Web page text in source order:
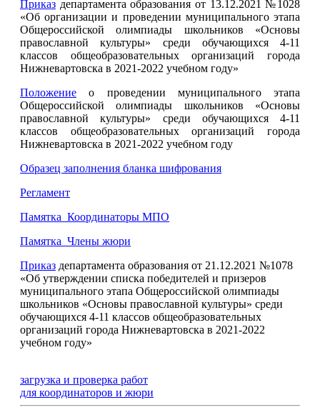
Приказ департамента образования от 13.12.2021 №1028
«Об организации и проведении муниципального этапа
Общероссийской олимпиады школьников «Основы
православной культуры» среди обучающихся 4-11
классов общеобразовательных организаций города
Нижневартовска в 2021-2022 учебном году»
Положение о проведении муниципального этапа
Общероссийской олимпиады школьников «Основы
православной культуры» среди обучающихся 4-11
классов общеобразовательных организаций города
Нижневартовска в 2021-2022 учебном году
Образец заполнения бланка шифрования
Регламент
Памятка_Координаторы МПО
Памятка_Члены жюри
Приказ департамента образования от 21.12.2021 №1078
«Об утверждении списка победителей и призеров
муниципального этапа Общероссийской олимпиады
школьников «Основы православной культуры» среди
обучающихся 4-11 классов общеобразовательных
организаций города Нижневартовска в 2021-2022
учебном году»
загрузка и проверка работ
для координаторов и жюри